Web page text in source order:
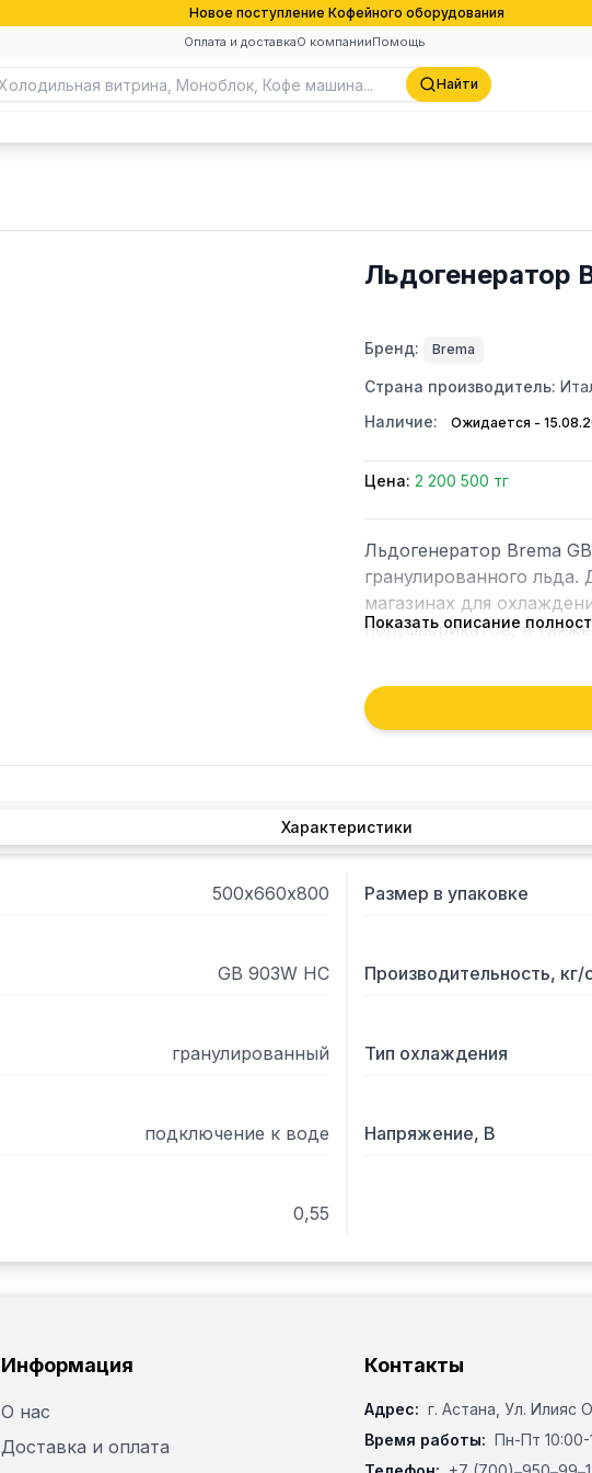
Новое поступление Кофейного оборудования
Оплата и доставкаО компанииПомощь
Найти
Льдогенератор
Бренд: Brema
Страна производитель:
Наличие:
Ожидается -
Цена: 2 200 500 тг
Льдогенератор Brema
гранулированного
магазинах для
полуфабрикатов, а
нержавеющей стали.
Испаритель из
воды. Емкость с водой
(температура
учета ножек). Хладагент
Показать описание
Характеристики
500х660х800 Размер в упаковке
GB 903W HC Производительность, кг/
гранулированный Тип охлаждения
подключение к воде Напряжение, В
0,55
Информация
О нас
Доставка и оплата
Контакты
Адрес: г. Астана, ​Ул. Илияс
Время работы: Пн-Пт 10:00-